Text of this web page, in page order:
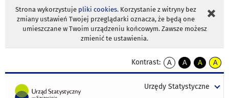
Strona wykorzystuje pliki cookies. Korzystanie z witryny bez
zmiany ustawień Twojej przeglądarki oznacza, że będą one
umieszczane w Twoim urządzeniu końcowym. Zawsze możesz
zmienić te ustawienia.
Kontrast:
A
kontrast
A
kontrast
tekst
A
kontrast
tekst
A
tekst
Urzędy Statystyczne